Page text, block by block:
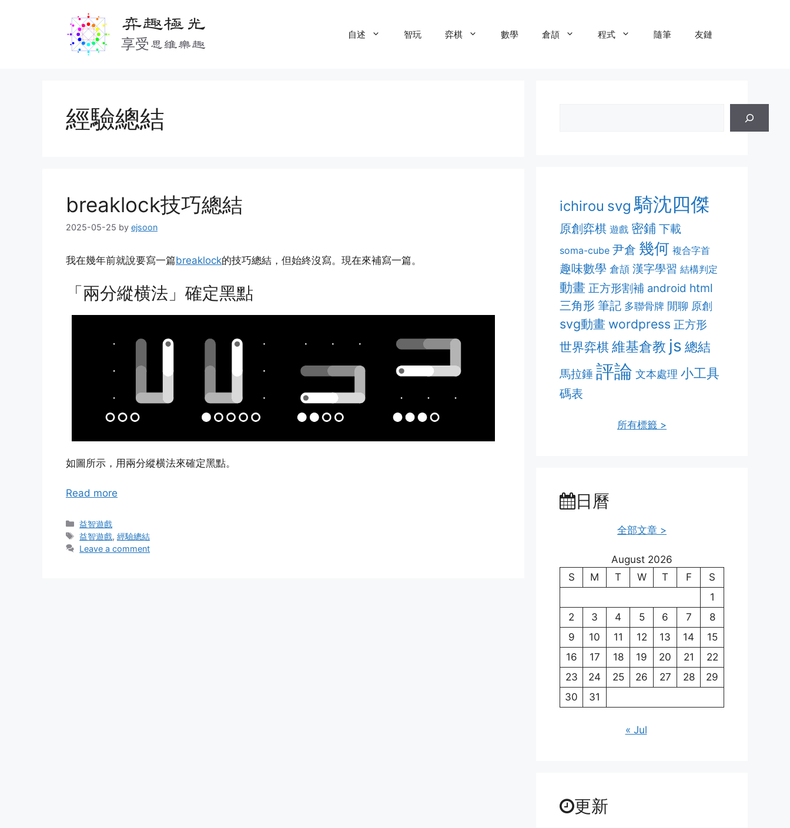
弈趣極光
享受思維樂趣
自述 智玩 弈棋 數學 倉頡 程式 隨筆 友鏈
經驗總結
breaklock技巧總結
2025-05-25 by ejsoon
我在幾年前就說要寫一篇breaklock的技巧總結，但始終沒寫。現在來補寫一篇。
「兩分縱横法」確定黑點
如圖所示，用兩分縱横法來確定黑點。
Read more
Categories
益智遊戲
Tags
益智遊戲,經驗總結
Leave a comment
ichirou svg 騎沈四傑
原創弈棋 遊戲 密鋪 下載
soma-cube 尹倉 幾何 複合字首
趣味數學 倉頡 漢字學習 結構判定
動畫 正方形割補 android html
三角形 筆記 多聯骨牌 閒聊 原創
svg動畫 wordpress 正方形
世界弈棋 維基倉教 js 總結
馬拉錘 評論 文本處理 小工具
碼表
所有標籤 >
日曆
全部文章 >
August 2026
S
M T W T F
S
1
2
3 4 5 6 7
8
9
10 11 12 13 14
15
16
17 18 19 20 21
22
23
24 25 26 27 28
29
30
31
« Jul
更新